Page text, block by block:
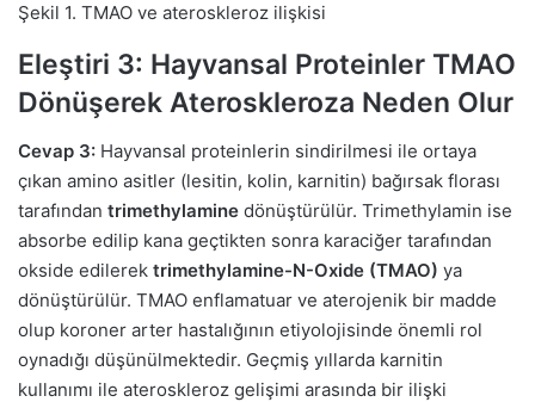
Şekil 1. TMAO ve ateroskleroz ilişkisi
Eleştiri 3: Hayvansal Proteinler TMAO
Dönüşerek Ateroskleroza Neden Olur
Cevap 3: Hayvansal proteinlerin sindirilmesi ile ortaya
çıkan amino asitler (lesitin, kolin, karnitin) bağırsak florası
tarafından trimethylamine dönüştürülür. Trimethylamin ise
absorbe edilip kana geçtikten sonra karaciğer tarafından
okside edilerek trimethylamine-N-Oxide (TMAO) ya
dönüştürülür. TMAO enflamatuar ve aterojenik bir madde
olup koroner arter hastalığının etiyolojisinde önemli rol
oynadığı düşünülmektedir. Geçmiş yıllarda karnitin
kullanımı ile ateroskleroz gelişimi arasında bir ilişki